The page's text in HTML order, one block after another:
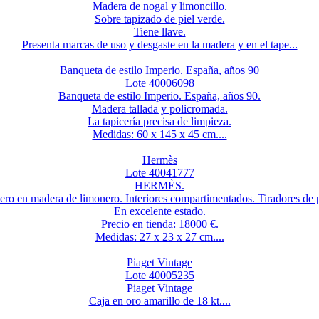
Madera de nogal y limoncillo.
Sobre tapizado de piel verde.
Tiene llave.
Presenta marcas de uso y desgaste en la madera y en el tape...
Banqueta de estilo Imperio. España, años 90
Lote 40006098
Banqueta de estilo Imperio. España, años 90.
Madera tallada y policromada.
La tapicería precisa de limpieza.
Medidas: 60 x 145 x 45 cm....
Hermès
Lote 40041777
HERMÈS.
en madera de limonero. Interiores compartimentados. Tiradores de
En excelente estado.
Precio en tienda: 18000 €.
Medidas: 27 x 23 x 27 cm....
Piaget Vintage
Lote 40005235
Piaget Vintage
Caja en oro amarillo de 18 kt....